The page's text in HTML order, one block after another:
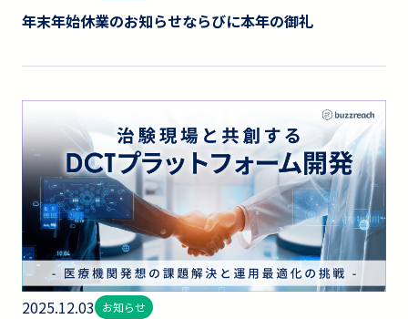
年末年始休業のお知らせならびに本年の御礼
2025.12.03 お知らせ